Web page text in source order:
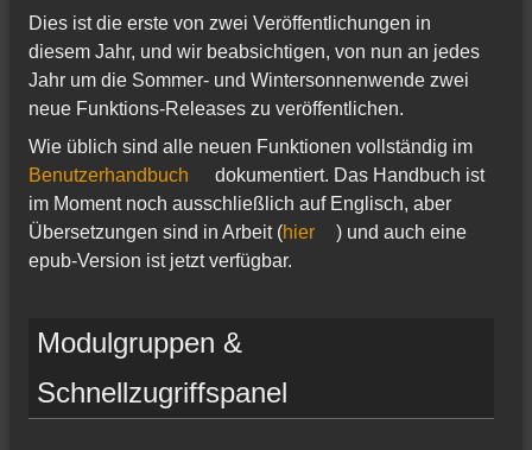
Dies ist die erste von zwei Veröffentlichungen in
diesem Jahr, und wir beabsichtigen, von nun an jedes
Jahr um die Sommer- und Wintersonnenwende zwei
neue Funktions-Releases zu veröffentlichen.
Wie üblich sind alle neuen Funktionen vollständig im
Benutzerhandbuch
dokumentiert. Das Handbuch ist
im Moment noch ausschließlich auf Englisch, aber
Übersetzungen sind in Arbeit (hier
) und auch eine
epub-Version ist jetzt verfügbar.
Modulgruppen &
Schnellzugriffspanel